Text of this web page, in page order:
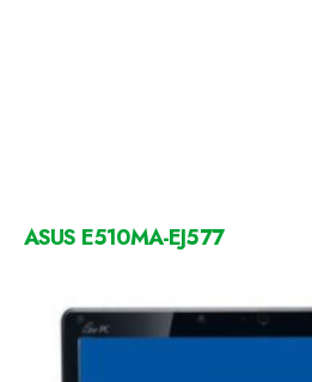
ASUS E510MA-EJ577